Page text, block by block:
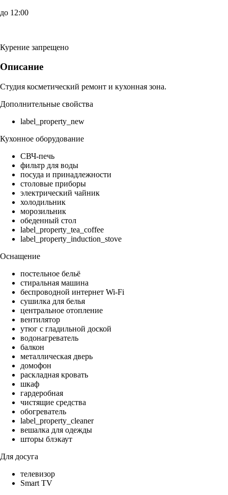
до 12:00
Курение запрещено
Описание
Студия косметический ремонт и кухонная зона.
Дополнительные свойства
label_property_new
Кухонное оборудование
СВЧ-печь
фильтр для воды
посуда и принадлежности
столовые приборы
электрический чайник
холодильник
морозильник
обеденный стол
label_property_tea_coffee
label_property_induction_stove
Оснащение
постельное бельё
стиральная машина
беспроводной интернет Wi-Fi
сушилка для белья
центральное отопление
вентилятор
утюг с гладильной доской
водонагреватель
балкон
металлическая дверь
домофон
раскладная кровать
шкаф
гардеробная
чистящие средства
обогреватель
label_property_cleaner
вешалка для одежды
шторы блэкаут
Для досуга
телевизор
Smart TV